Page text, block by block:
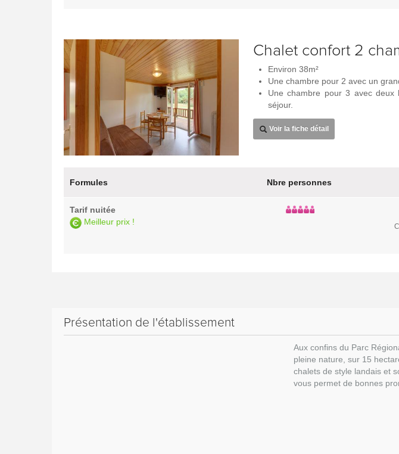
Chalet confort 2
Environ 38m²
Une chambre pour 2 avec un
Une chambre pour 3 avec
séjour.
Voir la fiche détail
Formules Nbre personnes
Tarif nuitée
Meilleur prix !
Présentation de l'établissement
Aux confins du Parc
pleine nature, sur 15
chalets de style landais et
vous permet de bonnes